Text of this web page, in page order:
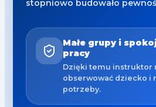
stopniowo budowało
Małe grupy i
pracy
Dzięki temu instruktor
obserwować dziecko i
potrzeby.